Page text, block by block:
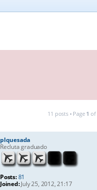
11 posts • Page 1 of
plquesada
Recluta graduado
Posts:81
Joined:July 25, 2012, 21:17